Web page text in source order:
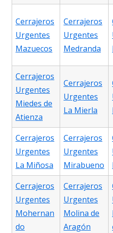
Cerrajeros
Urgentes
Mazuecos
Cerrajeros
Urgentes
Medranda
Cerrajeros
Urgentes
Miedes de
Atienza
Cerrajeros
Urgentes
La Mierla
Cerrajeros
Urgentes
La Miñosa
Cerrajeros
Urgentes
Mirabueno
Cerrajeros
Urgentes
Mohernan
do
Cerrajeros
Urgentes
Molina de
Aragón